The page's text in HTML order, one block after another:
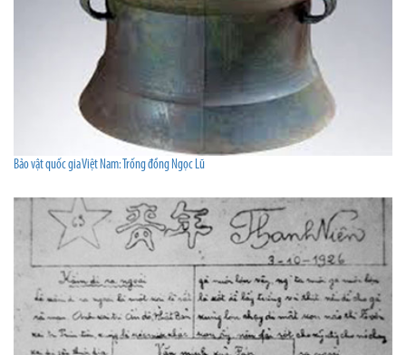
Bảo vật quốc gia Việt Nam: Trống đồng Ngọc Lũ